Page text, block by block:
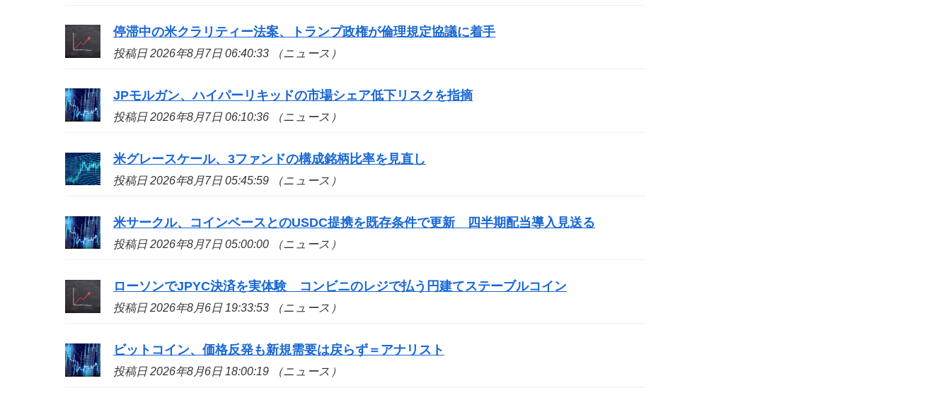
停滞中の米クラリティー法案、トランプ政権が倫理規定協議に着手
投稿日 2026年8月7日 06:40:33 （ニュース）
JPモルガン、ハイパーリキッドの市場シェア低下リスクを指摘
投稿日 2026年8月7日 06:10:36 （ニュース）
米グレースケール、3ファンドの構成銘柄比率を見直し
投稿日 2026年8月7日 05:45:59 （ニュース）
米サークル、コインベースとのUSDC提携を既存条件で更新 四半期配当導入見送る
投稿日 2026年8月7日 05:00:00 （ニュース）
ローソンでJPYC決済を実体験 コンビニのレジで払う円建てステーブルコイン
投稿日 2026年8月6日 19:33:53 （ニュース）
ビットコイン、価格反発も新規需要は戻らず＝アナリスト
投稿日 2026年8月6日 18:00:19 （ニュース）